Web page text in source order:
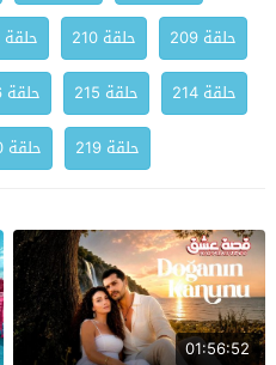
حلقة 209
حلقة 210 حلقة 211
حلقة 214
حلقة 215 حلقة 216
حلقة 219
حلقة 220
01:56:52